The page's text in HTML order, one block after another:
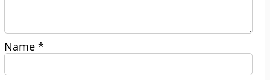
Name*